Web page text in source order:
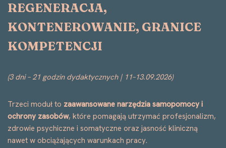
REGENERACJA,
KONTENEROWANIE, GRANICE
KOMPETENCJI
(3 dni – 21 godzin dydaktycznych | 11–13.09.2026)
Trzeci moduł to zaawansowane narzędzia samopomocy i
ochrony zasobów, które pomagają utrzymać profesjonalizm,
zdrowie psychiczne i somatyczne oraz jasność kliniczną
nawet w obciążających warunkach pracy.